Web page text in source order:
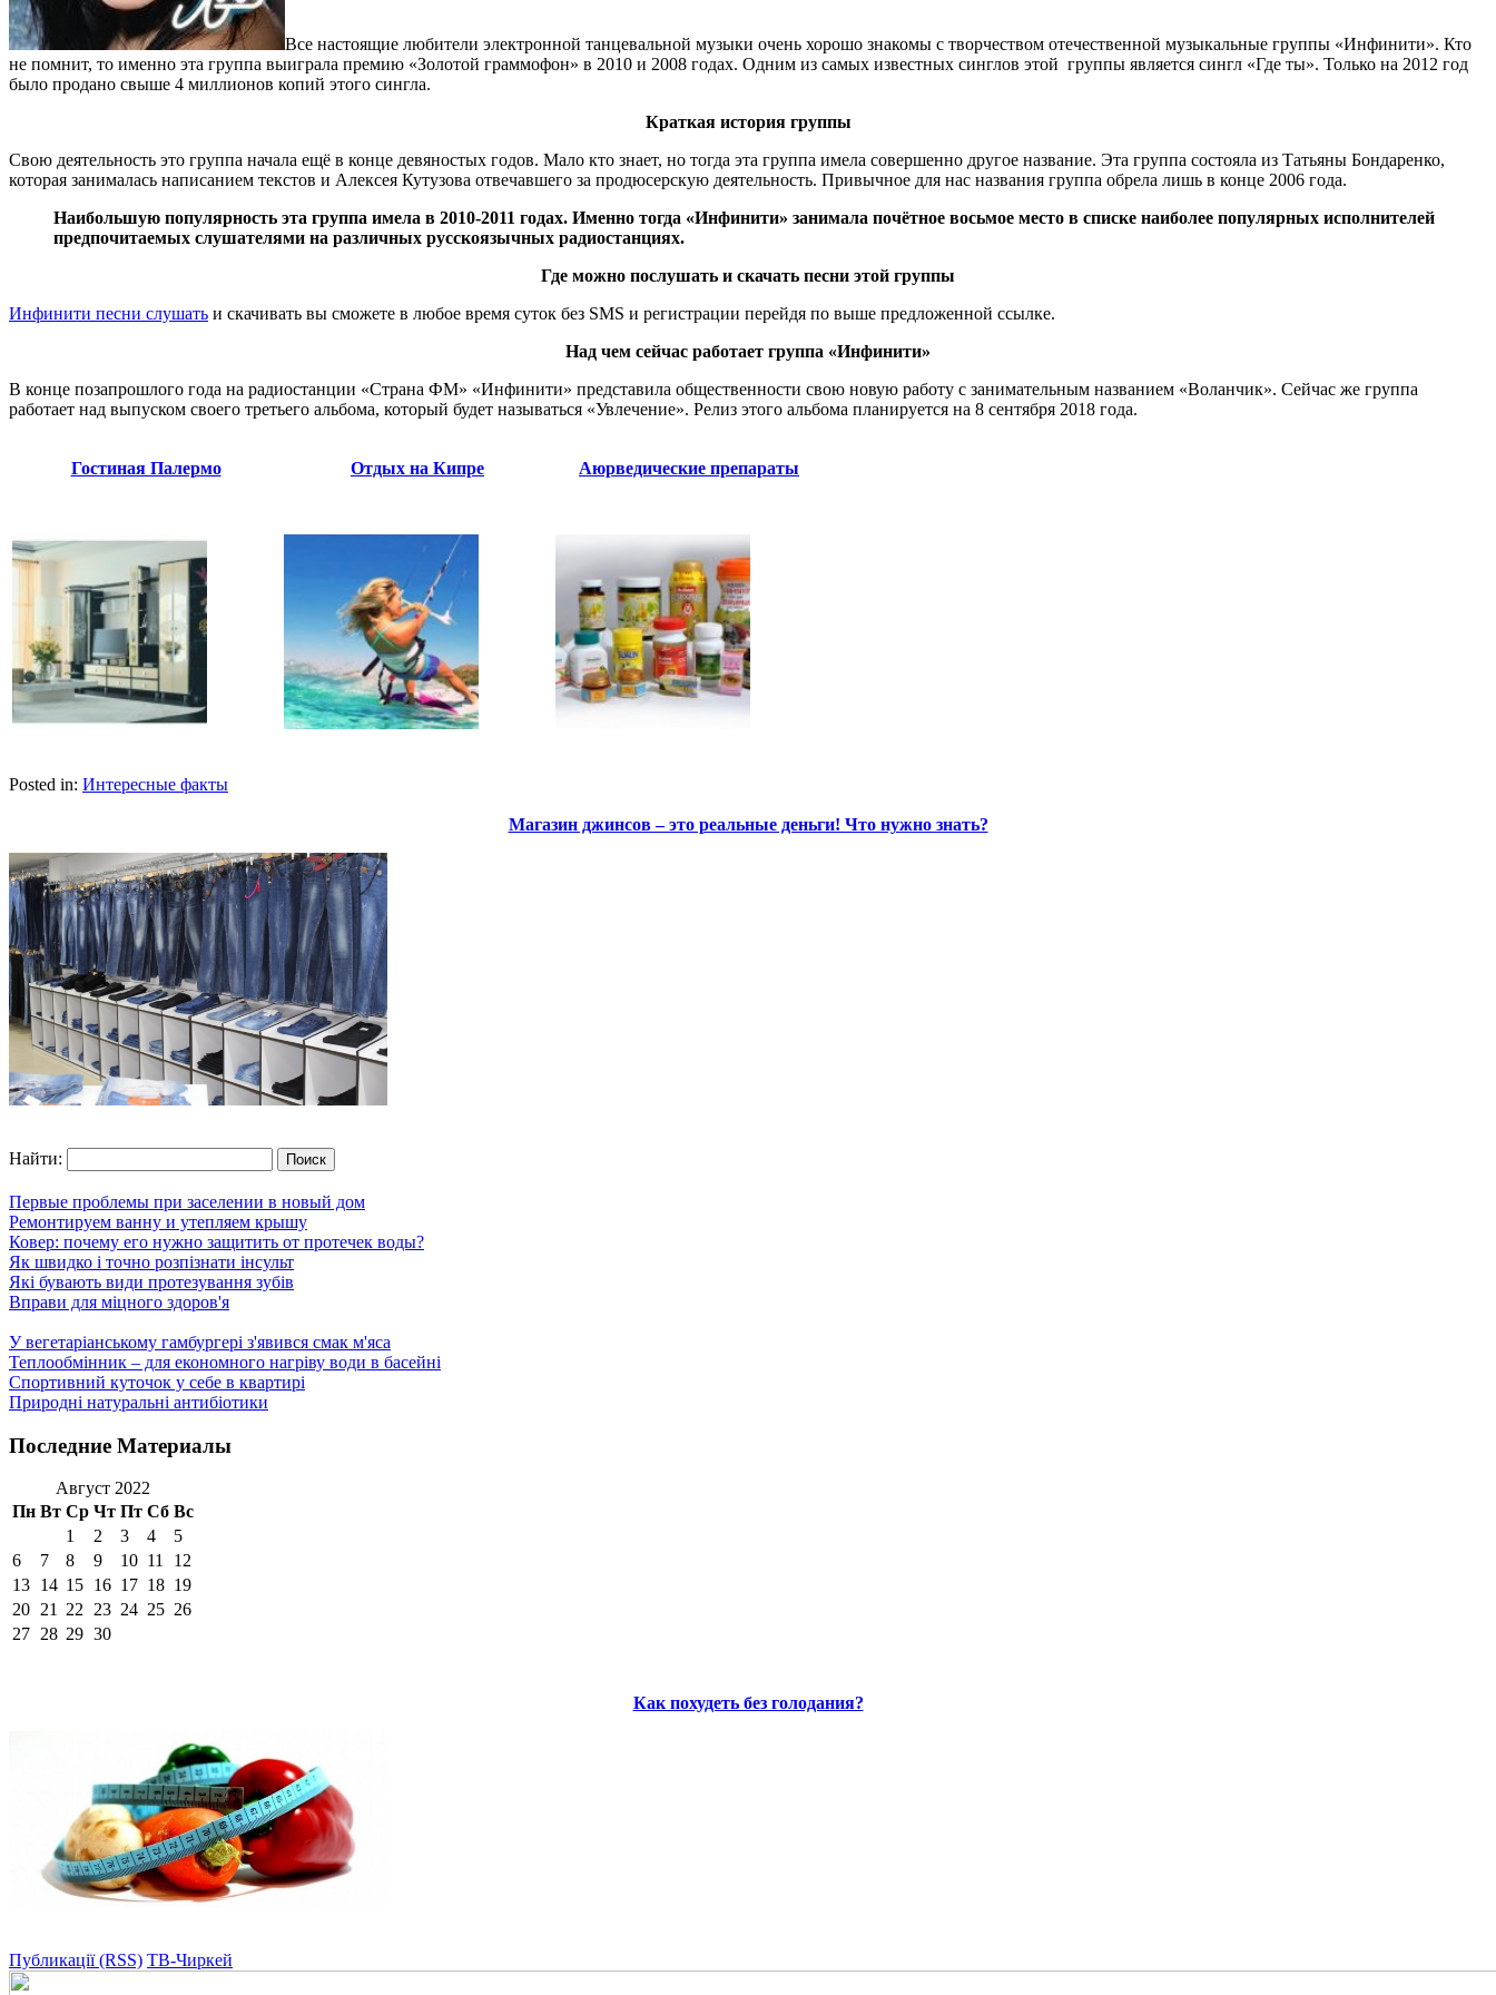
Все настоящие любители электронной танцевальной музыки очень хорошо знакомы с творчеством отечественной музыкальные группы «Инфинити». Кто
не помнит, то именно эта группа выиграла премию «Золотой граммофон» в 2010 и 2008 годах. Одним из самых известных синглов этой группы является сингл «Где ты». Только на 2012 год
было продано свыше 4 миллионов копий этого сингла.
Краткая история группы
Свою деятельность это группа начала ещё в конце девяностых годов. Мало кто знает, но тогда эта группа имела совершенно другое название. Эта группа состояла из Татьяны Бондаренко,
которая занималась написанием текстов и Алексея Кутузова отвечавшего за продюсерскую деятельность. Привычное для нас названия группа обрела лишь в конце 2006 года.
Наибольшую популярность эта группа имела в 2010-2011 годах. Именно тогда «Инфинити» занимала почётное восьмое место в списке наиболее популярных исполнителей
предпочитаемых слушателями на различных русскоязычных радиостанциях.
Где можно послушать и скачать песни этой группы
Инфинити песни слушать и скачивать вы сможете в любое время суток без SMS и регистрации перейдя по выше предложенной ссылке.
Над чем сейчас работает группа «Инфинити»
В конце позапрошлого года на радиостанции «Страна ФМ» «Инфинити» представила общественности свою новую работу с занимательным названием «Воланчик». Сейчас же группа
работает над выпуском своего третьего альбома, который будет называться «Увлечение». Релиз этого альбома планируется на 8 сентября 2018 года.
Гостиная Палермо Отдых на Кипре Аюрведические препараты
Posted in: Интересные факты
Магазин джинсов – это реальные деньги! Что нужно знать?
Найти:
Первые проблемы при заселении в новый дом
Ремонтируем ванну и утепляем крышу
Ковер: почему его нужно защитить от протечек воды?
Як швидко і точно розпізнати інсульт
Які бувають види протезування зубів
Вправи для міцного здоров'я
У вегетаріанському гамбургері з'явився смак м'яса
Теплообмінник – для економного нагріву води в басейні
Спортивний куточок у себе в квартирі
Природні натуральні антибіотики
Последние Материалы
Август 2022
Пн Вт Ср Чт Пт Сб Вс
1
2 3 4
5
6
7 8 9 10 11
12
13 14 15 16 17 18 19
20 21 22 23 24 25 26
27 28 29 30
Как похудеть без голодания?
Публикації (RSS) ТВ-Чиркей